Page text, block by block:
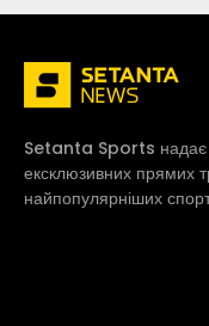
Setanta Sports надає
ексклюзивних прямих
найпопулярніших